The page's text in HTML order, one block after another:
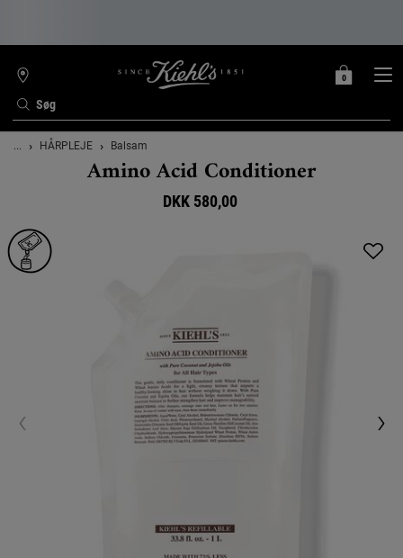
Søg
FIND
BUTIK
MIN
0
0 PRODUKT
Main content
... HÅRPLEJE Balsam
Amino Acid Conditioner
DKK 580,00